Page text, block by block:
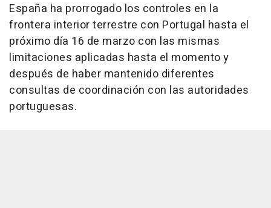
España ha prorrogado los controles en la
frontera interior terrestre con Portugal hasta el
próximo día 16 de marzo con las mismas
limitaciones aplicadas hasta el momento y
después de haber mantenido diferentes
consultas de coordinación con las autoridades
portuguesas.